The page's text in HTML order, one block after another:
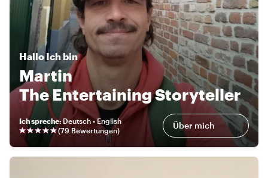
Hallo Ich bin
Martin
The Entertaining Storyteller
Ich spreche: Deutsch • English
(79 Bewertungen) Über mich